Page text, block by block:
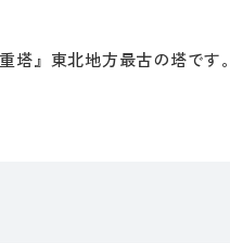
塔』東北地方最古の塔で